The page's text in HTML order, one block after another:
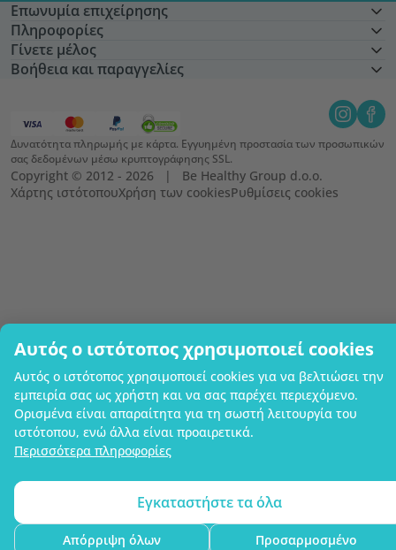
Αυτός ο ιστότοπος χρησιμοποιεί cookies
Αυτός ο ιστότοπος χρησιμοποιεί cookies για να βελτιώσει την
εμπειρία σας ως χρήστη και να σας παρέχει περιεχόμενο.
Ορισμένα είναι απαραίτητα για τη σωστή λειτουργία του
ιστότοπου, ενώ άλλα είναι προαιρετικά.
Περισσότερα πληροφορίες
Εγκαταστήστε τα όλα
Απόρριψη όλων Προσαρμοσμένο
Επωνυμία επιχείρησης
Πληροφορίες
Γίνετε μέλος
Βοήθεια και παραγγελίες
Δυνατότητα πληρωμής με κάρτα. Εγγυημένη προστασία των προσωπικών
σας δεδομένων μέσω κρυπτογράφησης SSL.
Copyright © 2012 - 2026   |   Be Healthy Group d.o.o.
Χάρτης ιστότοπουΧρήση των cookiesΡυθμίσεις cookies